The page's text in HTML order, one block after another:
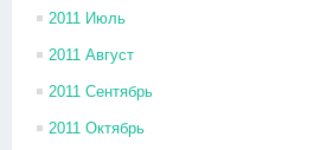
2011 Июль
2011 Август
2011 Сентябрь
2011 Октябрь